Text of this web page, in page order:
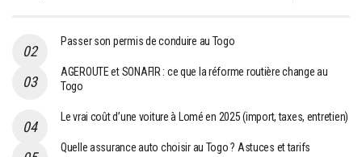
Passer son permis de conduire au Togo
AGEROUTE et SONAFIR : ce que la réforme routière change au
Togo
Le vrai coût d’une voiture à Lomé en 2025 (import, taxes, entretien)
Quelle assurance auto choisir au Togo ? Astuces et tarifs